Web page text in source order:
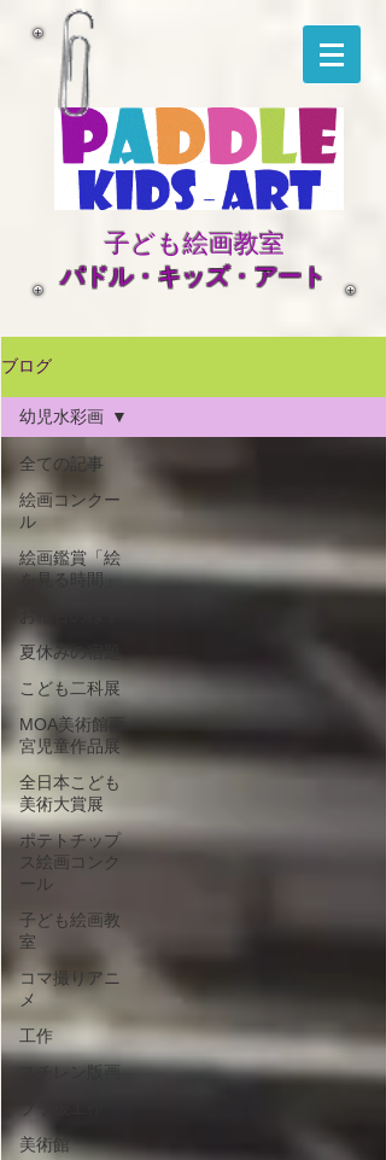
子ども絵画教室
​パドル・キッズ・アート
ブログ
全ての記事
絵画コンクー
ル
絵画鑑賞「絵
を見る時間」
夏休みの宿題
こども二科展
MOA美術館西
宮児童作品展
全日本こども
美術大賞展
ポテトチップ
ス絵画コンク
ール
子ども絵画教
室
コマ撮りアニ
メ
工作
スチレン版画
プラ板工作
美術館
幼児水彩画